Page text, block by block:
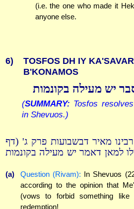
(i.e. the one who made it
anyone else.
6)
TOSFOS DH IY
B'KONAMOS
יש מעילה בקונמות
(SUMMARY: Tosfos
in Shevuos.)
מאיר דבשבועות פרק ג' (דף
למאן דאמר יש מעילה בקונמות
(a) Question (Rivam): In Shevuos
according to the opinion that
(vows to forbid something
redemption!